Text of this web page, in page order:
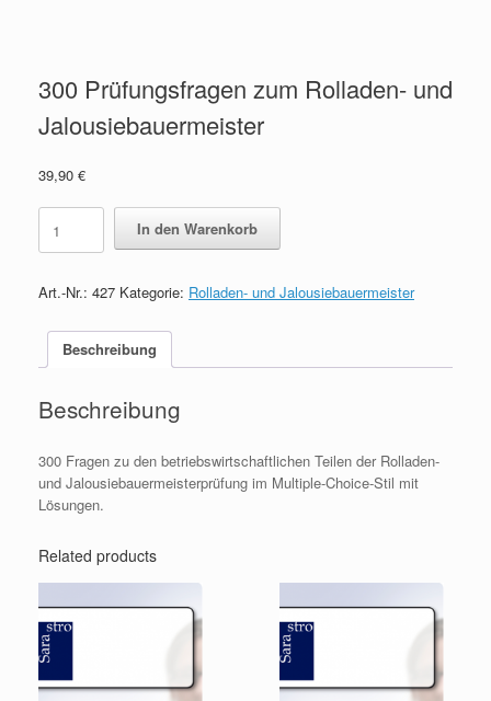
300 Prüfungsfragen zum Rolladen- und
Jalousiebauermeister
39,90 €
300
Prüfungsfragen
zum
und
quantity
In den Warenkorb
Art.-Nr.: 427 Kategorie: Rolladen- und Jalousiebauermeister
Beschreibung
Beschreibung
300 Fragen zu den betriebswirtschaftlichen Teilen der Rolladen-
und Jalousiebauermeisterprüfung im Multiple-Choice-Stil mit
Lösungen.
Related products